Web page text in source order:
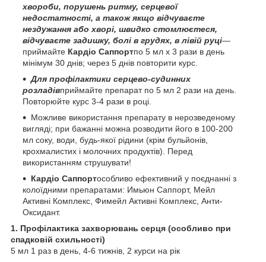
хвороби, порушень ритму, серцевої
недостатності, а також якщо відчуваєте
нездужання або хворі, швидко стомлюєтеся,
відчуваєте задишку, болі в грудях, в лівій руці—
приймайте Кардіо Саппортпо 5 мл х 3 рази в день
мінімум 30 днів; через 5 днів повторити курс.
Для профілактики серцево-судинних
розладівприймайте препарат по 5 мл 2 рази на день.
Повторюйте курс 3-4 рази в році.
Можливе використання препарату в нерозведеному
вигляді; при бажанні можна розводити його в 100-200
мл соку, води, будь-якої рідини (крім бульйонів,
крохмалистих і молочних продуктів). Перед
використанням струшувати!
Кардіо Саппортособливо ефективний у поєднанні з
колоїдними препаратами: Имьюн Саппорт, Мейл
Активні Комплекс, Фимейл Активні Комплекс, Анти-
Оксидант.
1. Профілактика захворювань серця (особливо при
спадковій схильності)
5 мл 1 раз в день, 4-6 тижнів, 2 курси на рік